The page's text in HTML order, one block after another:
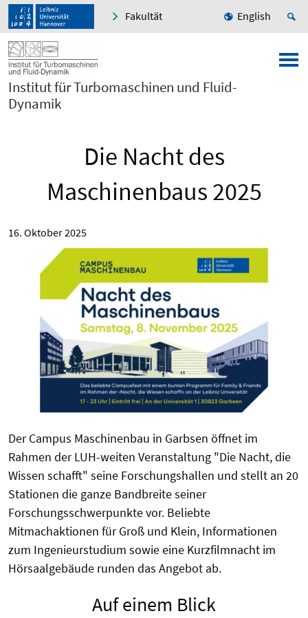
Fakultät English
Institut für Turbomaschinen und Fluid-
Dynamik
Die Nacht des
Maschinenbaus 2025
16. Oktober 2025
Der Campus Maschinenbau in Garbsen öffnet im
Rahmen der LUH-weiten Veranstaltung "Die Nacht, die
Wissen schafft" seine Forschungshallen und stellt an 20
Stationen die ganze Bandbreite seiner
Forschungsschwerpunkte vor. Beliebte
Mitmachaktionen für Groß und Klein, Informationen
zum Ingenieurstudium sowie eine Kurzfilmnacht im
Hörsaalgebäude runden das Angebot ab.
Auf einem Blick